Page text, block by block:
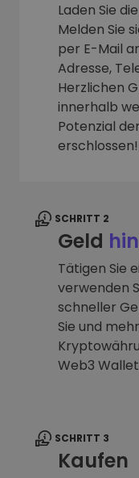
Laden Sie
Melden Sie
per E-Mail
Adresse,
Herzlichen
innerhalb
Potenzial
erschlossen!
SCHRITT 2
Geld
Tätigen Sie
verwenden
schneller
Sie und
Web3
SCHRITT 3
Kaufen